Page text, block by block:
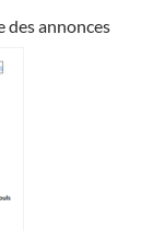
des annonces